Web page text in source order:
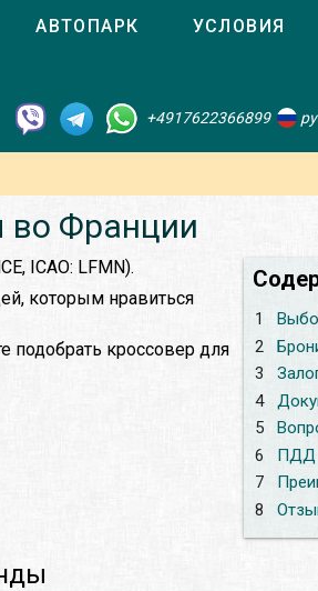
АВТОПАРК УСЛОВИЯ
+4917622366899
во Франции
1
2
3
4
5
6
ПДД
7
8
ICAO: LFMN).
которым нравиться
подобрать кроссовер для